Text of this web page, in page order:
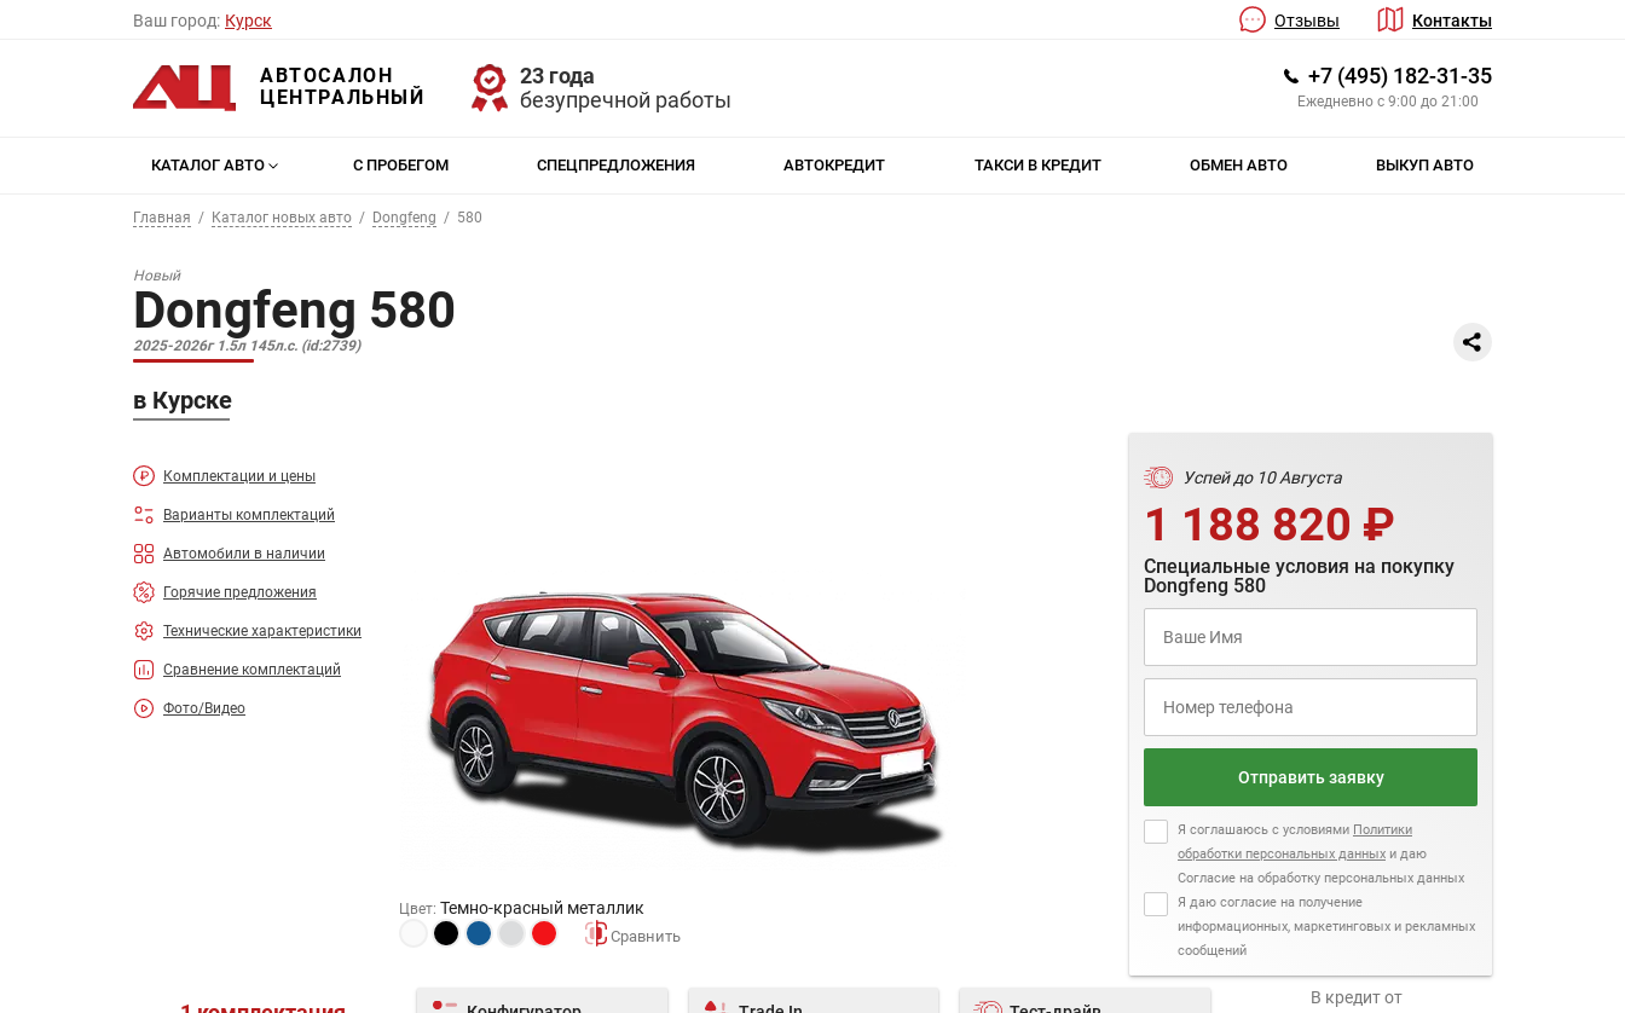
Ваш город: Курск Отзывы Контакты
АВТОСАЛОН
ЦЕНТРАЛЬНЫЙ
23 года
безупречной работы
+7 (495) 182-31-35
Ежедневно с 9:00 до 21:00
КАТАЛОГ АВТО С ПРОБЕГОМ СПЕЦПРЕДЛОЖЕНИЯ АВТОКРЕДИТ ТАКСИ В КРЕДИТ ОБМЕН АВТО ВЫКУП АВТО
Главная Каталог новых авто Dongfeng 580
Новый
Dongfeng 580
2025-2026г 1.5л 145л.с. (id:2739)
в Курске
Комплектации и цены
Варианты комплектаций
Автомобили в наличии
Горячие предложения
Технические характеристики
Сравнение комплектаций
Фото/Видео
Цвет: Темно-красный металлик
Успей до 10 Августа
1 188 820 ₽
Специальные условия на покупку
Dongfeng 580
Отправить заявку
Я соглашаюсь с условиями Политики
обработки персональных данных и даю
Согласие на обработку персональных данных
Я даю согласие на получение
информационных, маркетинговых и рекламных
сообщений
В кредит от